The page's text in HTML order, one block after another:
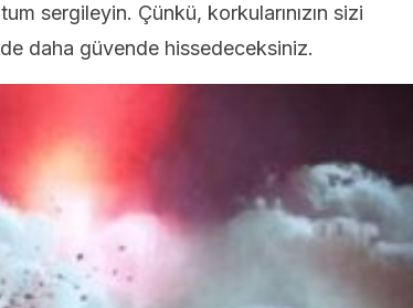
sergileyin. Çünkü, korkularınızın sizi
daha güvende hissedeceksiniz.